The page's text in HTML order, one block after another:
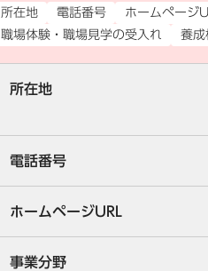
所在地 電話番号 ホームページ
職場体験・職場見学の受入れ
養成
所在地
電話番号
ホームページURL
事業分野